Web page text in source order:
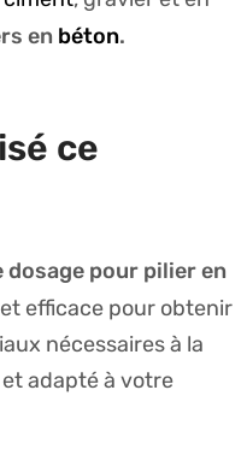
en béton.
ce
pour pilier en
efficace pour obtenir
nécessaires à la
adapté à votre